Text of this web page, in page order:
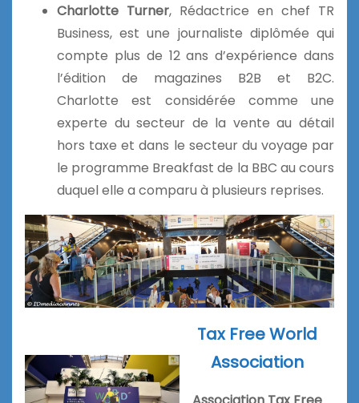
Charlotte Turner, Rédactrice en chef TR
Business, est une journaliste diplômée qui
compte plus de 12 ans d’expérience dans
l’édition de magazines B2B et B2C.
Charlotte est considérée comme une
experte du secteur de la vente au détail
hors taxe et dans le secteur du voyage par
le programme Breakfast de la BBC au cours
duquel elle a comparu à plusieurs reprises.
Tax Free World
Association